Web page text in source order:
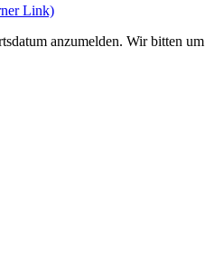
Link)
anzumelden. Wir bitten